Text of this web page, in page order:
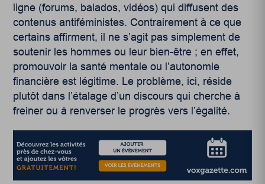
ligne (forums, balados, vidéos) qui diffusent des
contenus antiféministes. Contrairement à ce que
certains affirment, il ne s’agit pas simplement de
soutenir les hommes ou leur bien-être ; en effet,
promouvoir la santé mentale ou l’autonomie
financière est légitime. Le problème, ici, réside
plutôt dans l’étalage d’un discours qui cherche à
freiner ou à renverser le progrès vers l’égalité.